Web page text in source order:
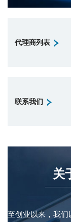
代理商列表
联系我们
关
至创业以来，我们